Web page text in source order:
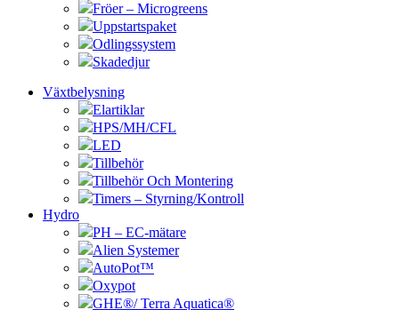
Fröer – Microgreens
Uppstartspaket
Odlingssystem
Skadedjur
Växtbelysning
Elartiklar
HPS/MH/CFL
LED
Tillbehör
Tillbehör Och Montering
Timers – Styrning/Kontroll
Hydro
PH – EC-mätare
Alien Systemer
AutoPot™
Oxypot
GHE®/ Terra Aquatica®